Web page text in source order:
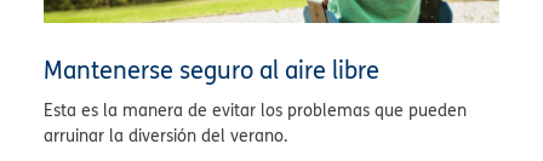
Mantenerse seguro al aire libre
Esta es la manera de evitar los problemas que pueden
arruinar la diversión del verano.